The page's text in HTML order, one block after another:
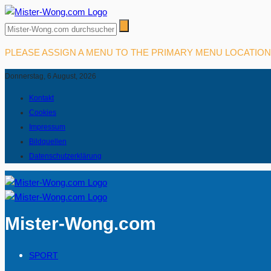
PLEASE ASSIGN A MENU TO THE PRIMARY MENU
Donnerstag, 6 August, 2026
Kontakt
Cookies
Impressum
Bildquellen
Datenschutzerklärung
Mister-Wong.com
SPORT